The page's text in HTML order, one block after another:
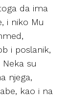
da ima
i niko Mu
i poslanik,
Neka su
njega,
kao i na